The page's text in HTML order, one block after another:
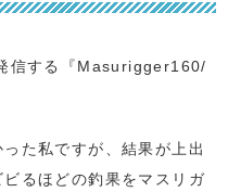
信する『Masurigger160/
た私ですが、結果が上出
るほどの釣果をマスリガ